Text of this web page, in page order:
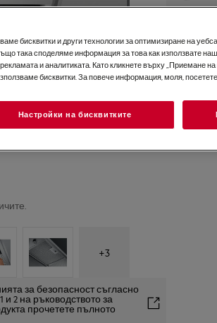
+3
за безопасност съгласно
2 на ръководството за
прочетете пълното
бисквитки и други технологии за оптимизиране на
така споделяме информация за това как използвате
и аналитиката. Като кликнете върху „Приемане
бисквитки. За повече информация, моля,
Настройки на бисквитките